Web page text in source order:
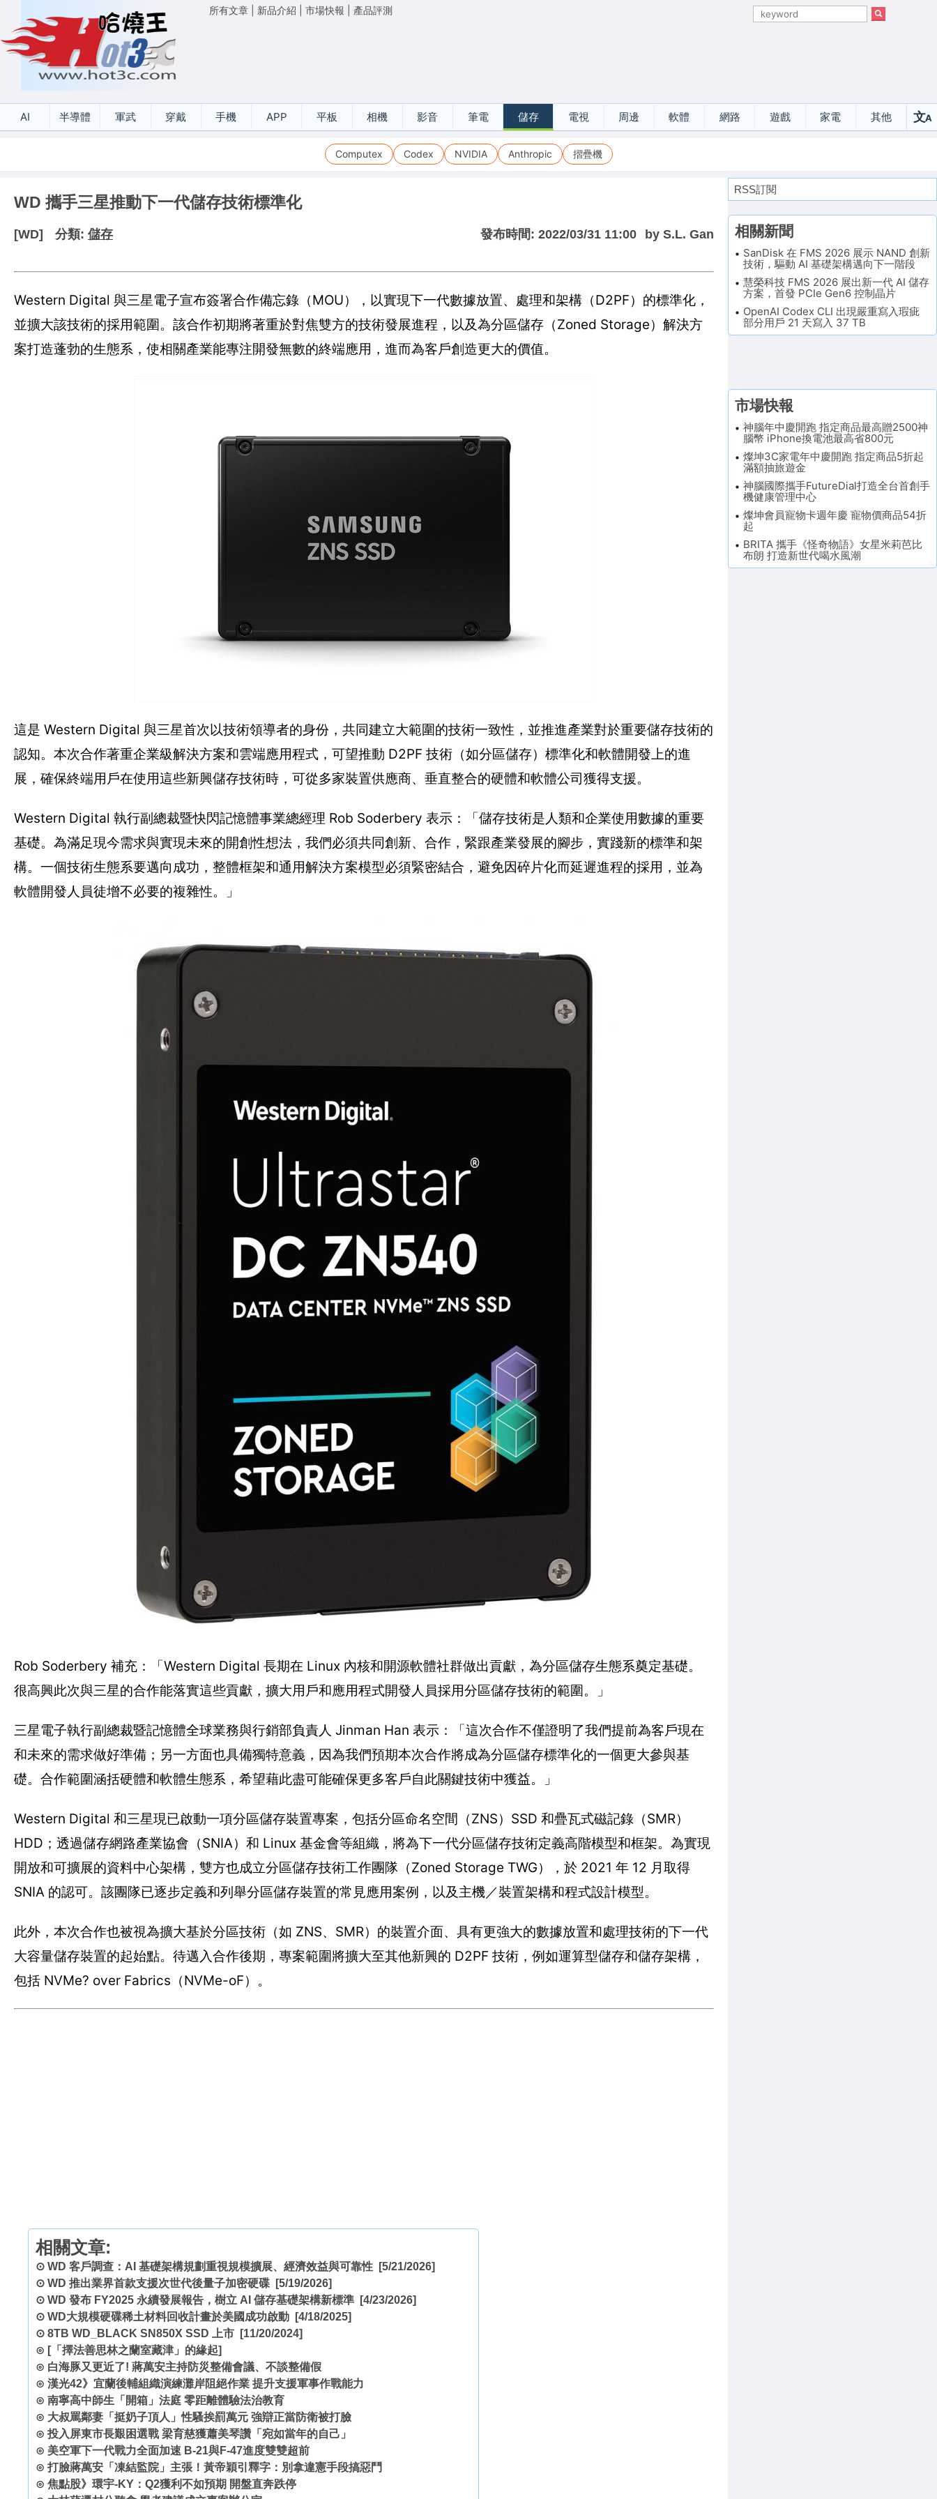
所有文章 新品介紹 市場快報 產品評測
AI 半導體 軍武 穿戴 手機 APP 平板 相機 影音 筆電 儲存 電視 周邊 軟體 網路 遊戲 家電 其他 文A
Computex Codex NVIDIA Anthropic 摺疊機
WD 攜手三星推動下一代儲存技術標準化
[WD] 分類: 儲存 發布時間: 2022/03/31 11:00 by S.L. Gan
Western Digital 與三星電子宣布簽署合作備忘錄（MOU），以實現下一代數據放置、處理和架構（D2PF）的標準化，
並擴大該技術的採用範圍。該合作初期將著重於對焦雙方的技術發展進程，以及為分區儲存（Zoned Storage）解決方
案打造蓬勃的生態系，使相關產業能專注開發無數的終端應用，進而為客戶創造更大的價值。
這是 Western Digital 與三星首次以技術領導者的身份，共同建立大範圍的技術一致性，並推進產業對於重要儲存技術的
認知。本次合作著重企業級解決方案和雲端應用程式，可望推動 D2PF 技術（如分區儲存）標準化和軟體開發上的進
展，確保終端用戶在使用這些新興儲存技術時，可從多家裝置供應商、垂直整合的硬體和軟體公司獲得支援。
Western Digital 執行副總裁暨快閃記憶體事業總經理 Rob Soderbery 表示：「儲存技術是人類和企業使用數據的重要
基礎。為滿足現今需求與實現未來的開創性想法，我們必須共同創新、合作，緊跟產業發展的腳步，實踐新的標準和架
構。一個技術生態系要邁向成功，整體框架和通用解決方案模型必須緊密結合，避免因碎片化而延遲進程的採用，並為
軟體開發人員徒增不必要的複雜性。」
Rob Soderbery 補充：「Western Digital 長期在 Linux 內核和開源軟體社群做出貢獻，為分區儲存生態系奠定基礎。
很高興此次與三星的合作能落實這些貢獻，擴大用戶和應用程式開發人員採用分區儲存技術的範圍。」
三星電子執行副總裁暨記憶體全球業務與行銷部負責人 Jinman Han 表示：「這次合作不僅證明了我們提前為客戶現在
和未來的需求做好準備；另一方面也具備獨特意義，因為我們預期本次合作將成為分區儲存標準化的一個更大參與基
礎。合作範圍涵括硬體和軟體生態系，希望藉此盡可能確保更多客戶自此關鍵技術中獲益。」
Western Digital 和三星現已啟動一項分區儲存裝置專案，包括分區命名空間（ZNS）SSD 和疊瓦式磁記錄（SMR）
HDD；透過儲存網路產業協會（SNIA）和 Linux 基金會等組織，將為下一代分區儲存技術定義高階模型和框架。為實現
開放和可擴展的資料中心架構，雙方也成立分區儲存技術工作團隊（Zoned Storage TWG），於 2021 年 12 月取得
SNIA 的認可。該團隊已逐步定義和列舉分區儲存裝置的常見應用案例，以及主機／裝置架構和程式設計模型。
此外，本次合作也被視為擴大基於分區技術（如 ZNS、SMR）的裝置介面、具有更強大的數據放置和處理技術的下一代
大容量儲存裝置的起始點。待邁入合作後期，專案範圍將擴大至其他新興的 D2PF 技術，例如運算型儲存和儲存架構，
包括 NVMe? over Fabrics（NVMe-oF）。
相關文章:
⊙ WD 客戶調查：AI 基礎架構規劃重視規模擴展、經濟效益與可靠性 [5/21/2026]
⊙ WD 推出業界首款支援次世代後量子加密硬碟 [5/19/2026]
⊙ WD 發布 FY2025 永續發展報告，樹立 AI 儲存基礎架構新標準 [4/23/2026]
⊙ WD大規模硬碟稀土材料回收計畫於美國成功啟動 [4/18/2025]
⊙ 8TB WD_BLACK SN850X SSD 上市 [11/20/2024]
⊙ [「擇法善思林之蘭室藏津」的緣起]
⊙ 白海豚又更近了! 蔣萬安主持防災整備會議、不談整備假
⊙ 漢光42》宜蘭後輔組織演練灘岸阻絕作業 提升支援軍事作戰能力
⊙ 南寧高中師生「開箱」法庭 零距離體驗法治教育
⊙ 大叔罵鄰妻「挺奶子頂人」性騷挨罰萬元 強辯正當防衛被打臉
⊙ 投入屏東市長艱困選戰 梁育慈獲蕭美琴讚「宛如當年的自己」
⊙ 美空軍下一代戰力全面加速 B-21與F-47進度雙雙超前
⊙ 打臉蔣萬安「凍結監院」主張！黃帝穎引釋字：別拿違憲手段搞惡鬥
⊙ 焦點股》環宇-KY：Q2獲利不如預期 開盤直奔跌停
RSS訂閱
相關新聞
SanDisk 在 FMS 2026 展示 NAND 創新
技術，驅動 AI 基礎架構邁向下一階段
慧榮科技 FMS 2026 展出新一代 AI 儲存
方案，首發 PCIe Gen6 控制晶片
OpenAI Codex CLI 出現嚴重寫入瑕疵
部分用戶 21 天寫入 37 TB
市場快報
神腦年中慶開跑 指定商品最高贈2500神
腦幣 iPhone換電池最高省800元
燦坤3C家電年中慶開跑 指定商品5折起
滿額抽旅遊金
神腦國際攜手FutureDial打造全台首創手
機健康管理中心
燦坤會員寵物卡週年慶 寵物價商品54折
起
BRITA 攜手《怪奇物語》女星米莉芭比
布朗 打造新世代喝水風潮